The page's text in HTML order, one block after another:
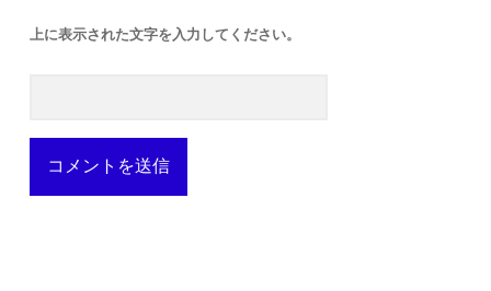
上に表示された文字を入力してください。